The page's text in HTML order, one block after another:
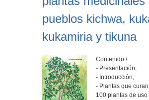
pueblos kichwa,
kukamiria y tikuna
Contenido /
- Presentación,
- Introducción,
- Plantas que
100 plantas de uso